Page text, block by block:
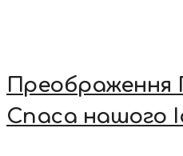
Преображення
Спаса нашого